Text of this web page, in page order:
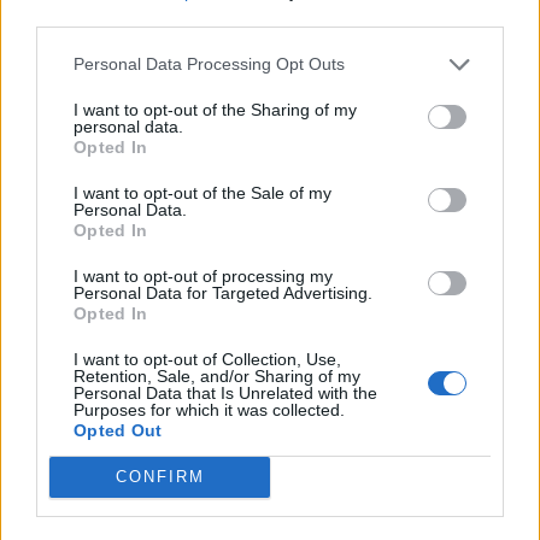
Personal Data Processing Opt Outs
I want to opt-out of the Sharing of my
personal data.
Opted In
I want to opt-out of the Sale of my
Personal Data.
Opted In
I want to opt-out of processing my
Personal Data for Targeted Advertising.
Opted In
I want to opt-out of Collection, Use,
Retention, Sale, and/or Sharing of my
Personal Data that Is Unrelated with the
Purposes for which it was collected.
Opted Out
CONFIRM
Δημοκρατία ότι επιχειρεί να συνταγματοποιήσει
έναν μόνιμο «κόφτη» κοινωνικών δαπανών μέσω
της πρόβλεψης για «βιώσιμη δημοσιονομική
που –όπως είπε– βασίζονται στις «αντοχές της
οικονομίας» και στα «ματωμένα
πλεονάσματα». «Όποιον ακούει ο λαός να μιλάει
για κοστολογημένες προτάσεις και προγράμματα
να φεύγει μακριά», ανέφερε χαρακτηριστικά,
υποστηρίζοντας ότι πίσω από αυτές τις
διατυπώσεις κρύβεται η συνέχιση της λιτότητας.
«Καρυστιανού, Κωνσταντοπούλου ή
όπως αλλιώς»